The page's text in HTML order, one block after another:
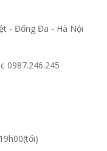
- Đống Đa - Hà Nội
0987.246.245